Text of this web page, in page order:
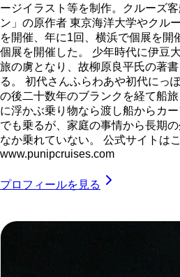
ージイラスト等を制作。クルーズ
ン」の原作者 東京海洋大学やクル
を開催、年に1回、横浜で個展を開
個展を開催した。 少年時代に伊豆
旅の虜となり、故柳原良平氏の著
る。 初代さんふらわあや初代にっ
の後二十数年のブランクを経て船
に浮かぶ乗り物なら渡し船からカ
でも乗るが、家庭の事情から長期
なか乗れていない。 公式サイトは
www.punipcruises.com
プロフィールを見る